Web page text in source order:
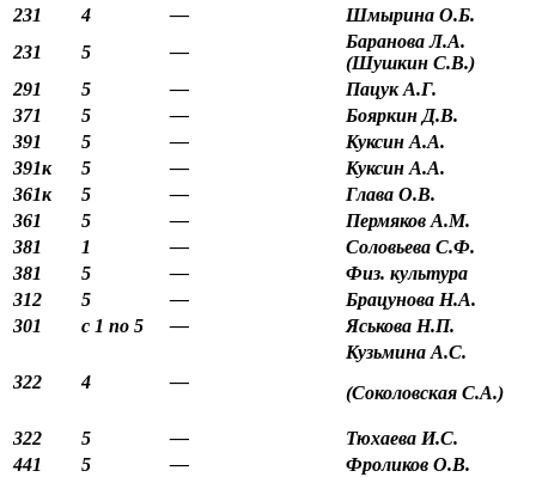
231
4 —
Шмырина О.Б.
231
5 —
Баранова Л.А.
(Шушкин С.В.)
291
5 —
Пацук А.Г.
371
5 —
Бояркин Д.В.
391
5 —
Куксин А.А.
391к
5 —
Куксин А.А.
361к
5 —
Глава О.В.
361
5 —
Пермяков А.М.
381
1 —
Соловьева С.Ф.
381
5 —
Физ. культура
312
5 —
Брацунова Н.А.
301
с 1 по 5 — Яськова Н.П.
322 4 —
Кузьмина А.С.
(Соколовская С.А.)
322 5 —
Тюхаева И.С.
441
5 —
Фроликов О.В.